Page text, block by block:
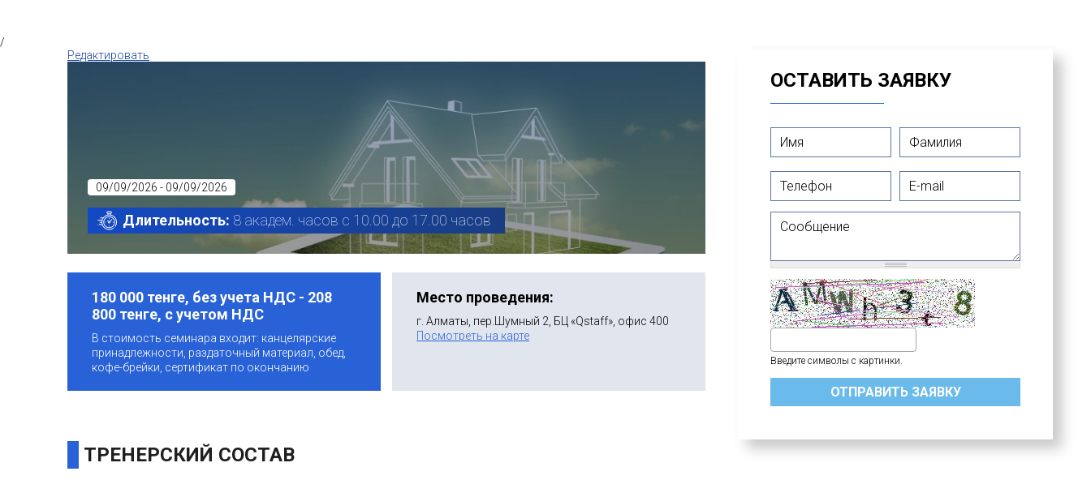
/
Редактировать
09/09/2026 - 09/09/2026
Длительность: 8 академ. часов с 10.00 до 17.00 часов
180 000 тенге, без учета НДС - 208
800 тенге, с учетом НДС
В стоимость семинара входит: канцелярские
принадлежности, раздаточный материал, обед,
кофе-брейки, сертификат по окончанию
Место проведения:
г. Алматы, пер.Шумный 2, БЦ «Qstaff», офис 400
Посмотреть на карте
ТРЕНЕРСКИЙ СОСТАВ
ОСТАВИТЬ ЗАЯВКУ
Телефон
Сообщение
Введите символы с картинки.